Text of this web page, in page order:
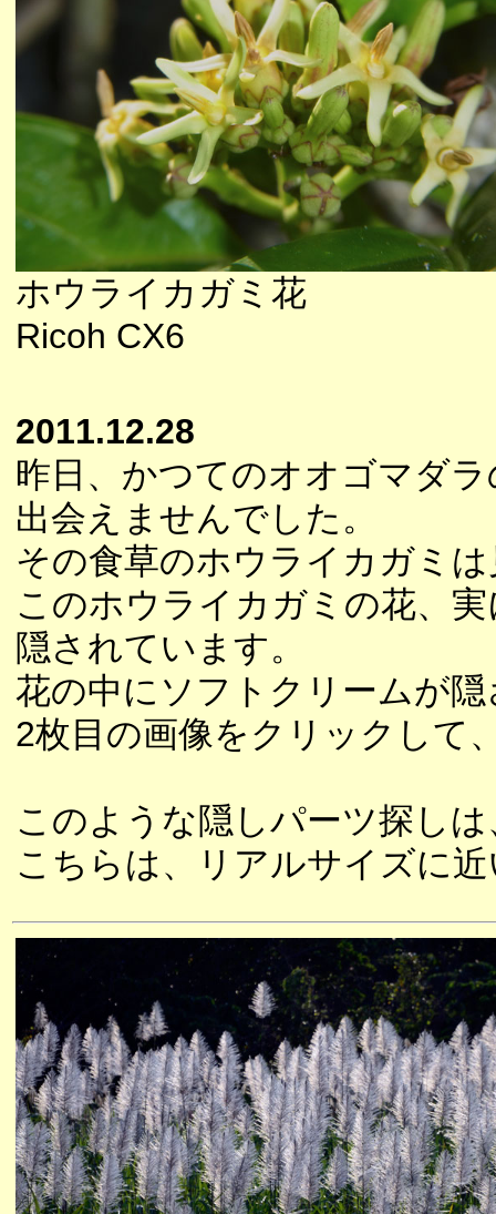
ホウライカガミ花
Ricoh CX6
2011.12.28
昨日、かつてのオオゴマダ
出会えませんでした。
その食草のホウライカガミ
このホウライカガミの花、
隠されています。
花の中にソフトクリームが
2枚目の画像をクリックして
このような隠しパーツ探しは
こちらは、リアルサイズに